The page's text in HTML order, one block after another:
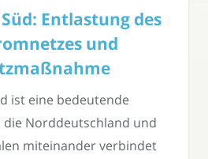
Entlastung des
und
ist eine bedeutende
Norddeutschland und
miteinander verbindet